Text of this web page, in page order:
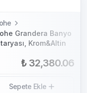
Grandera Banyo
Krom&Altin
₺ 32,380.06
Sepete Ekle